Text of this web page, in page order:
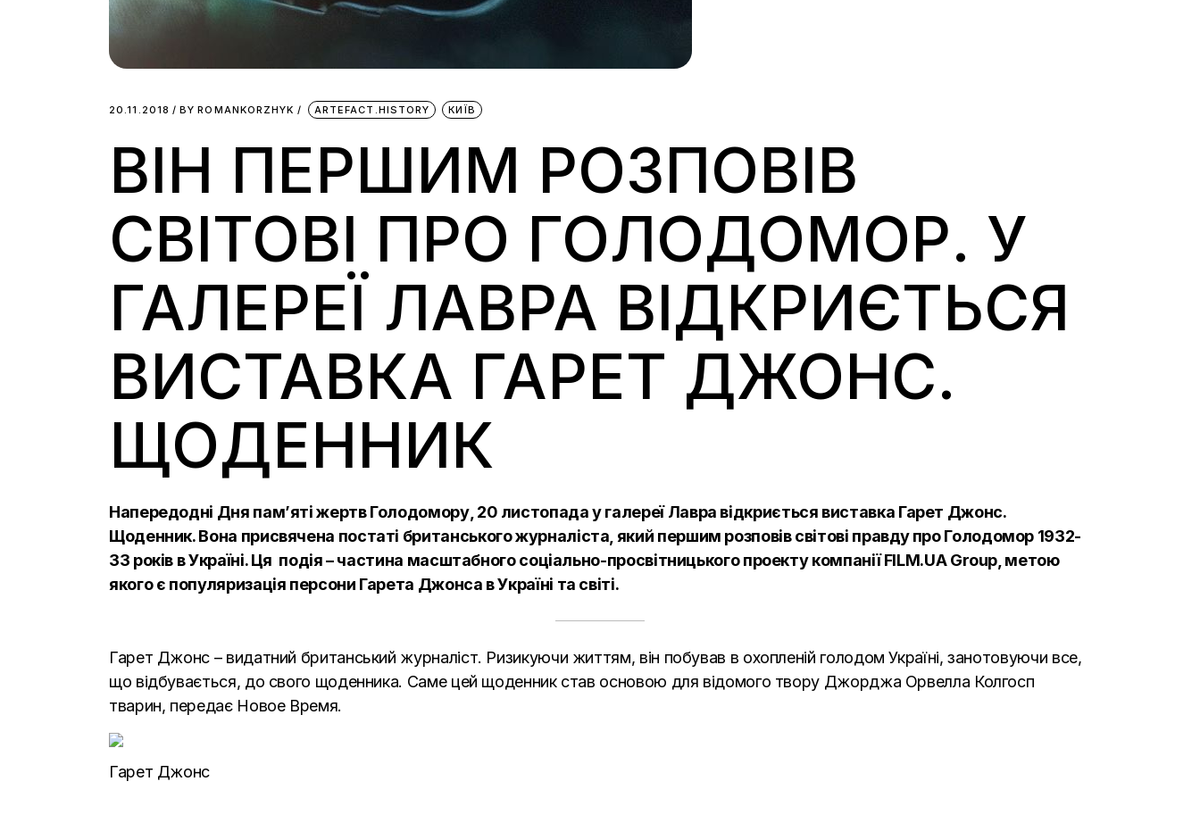
20.11.2018 BY ROMANKORZHYK ARTEFACT.HISTORY КИЇВ
ВІН ПЕРШИМ РОЗПОВІВ
СВІТОВІ ПРО ГОЛОДОМОР. У
ГАЛЕРЕЇ ЛАВРА ВІДКРИЄТЬСЯ
ВИСТАВКА ГАРЕТ ДЖОНС.
ЩОДЕННИК
Напередодні Дня пам’яті жертв Голодомору, 20 листопада у галереї Лавра відкриється виставка Гарет Джонс.
Щоденник. Вона присвячена постаті британського журналіста, який першим розповів світові правду про Голодомор 1932-
33 років в Україні. Ця подія – частина масштабного соціально-просвітницького проекту компанії FILM.UA Group, метою
якого є популяризація персони Гарета Джонса в Україні та світі.
Гарет Джонс – видатний британський журналіст. Ризикуючи життям, він побував в охопленій голодом Україні, занотовуючи все,
що відбувається, до свого щоденника. Саме цей щоденник став основою для відомого твору Джорджа Орвелла Колгосп
тварин, передає Новое Время.
Гарет Джонс